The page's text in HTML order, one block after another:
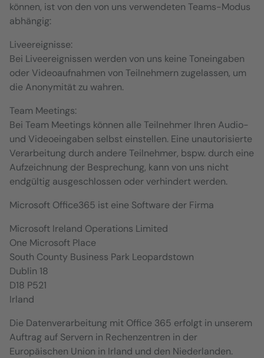
können, ist von den von uns verwendeten Teams-Modus
abhängig:
Liveereignisse:
Bei Liveereignissen werden von uns keine Toneingaben
oder Videoaufnahmen von Teilnehmern zugelassen, um
die Anonymität zu wahren.
Team Meetings:
Bei Team Meetings können alle Teilnehmer Ihren Audio-
und Videoeingaben selbst einstellen. Eine unautorisierte
Verarbeitung durch andere Teilnehmer, bspw. durch eine
Aufzeichnung der Besprechung, kann von uns nicht
endgültig ausgeschlossen oder verhindert werden.
Microsoft Office365 ist eine Software der Firma
Microsoft Ireland Operations Limited
One Microsoft Place
South County Business Park Leopardstown
Dublin 18
D18 P521
Irland
Die Datenverarbeitung mit Office 365 erfolgt in unserem
Auftrag auf Servern in Rechenzentren in der
Europäischen Union in Irland und den Niederlanden.